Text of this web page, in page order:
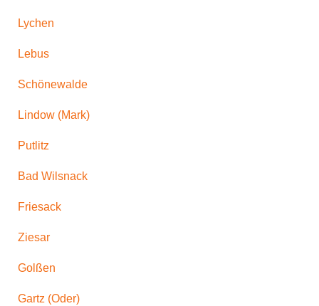
Lychen
Lebus
Schönewalde
Lindow (Mark)
Putlitz
Bad Wilsnack
Friesack
Ziesar
Golßen
Gartz (Oder)